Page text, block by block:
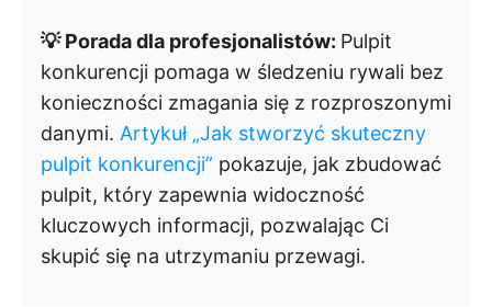
💡 Porada dla profesjonalistów: Pulpit
konkurencji pomaga w śledzeniu rywali bez
konieczności zmagania się z rozproszonymi
danymi. Artykuł „Jak stworzyć skuteczny
pulpit konkurencji” pokazuje, jak zbudować
pulpit, który zapewnia widoczność
kluczowych informacji, pozwalając Ci
skupić się na utrzymaniu przewagi.